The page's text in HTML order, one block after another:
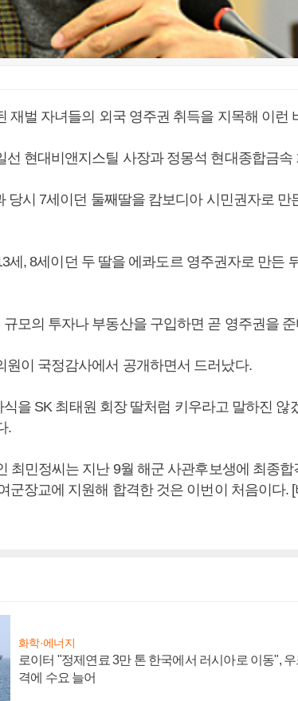
재벌 자녀들의 외국 영주권 취득을 지목해 이런
선 현대비앤지스틸 사장과 정몽석 현대종합금속
당시 7세이던 둘째딸을 캄보디아 시민권자로 만
세, 8세이던 두 딸을 에콰도르 영주권자로 만든
모의 투자나 부동산을 구입하면 곧 영주권을 준
원이 국정감사에서 공개하면서 드러났다.
을 SK 최태원 회장 딸처럼 키우라고 말하진 않
.
최민정씨는 지난 9월 해군 사관후보생에 최종합
군장교에 지원해 합격한 것은 이번이 처음이다.
화학·에너지
로이터 "정제연료 3만 톤 한국에서 러시아로 이동",
격에 수요 늘어